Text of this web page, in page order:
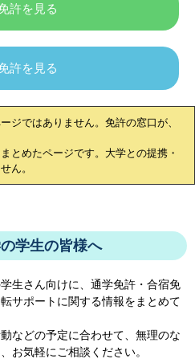
許を見る
許を見る
ジではありません。免許の窓口が、
とめたページです。大学との提携・
ん。
学生の皆様へ
生さん向けに、通学免許・合宿免
サポートに関する情報をまとめて
などの予定に合わせて、無理のな
お気軽にご相談ください。